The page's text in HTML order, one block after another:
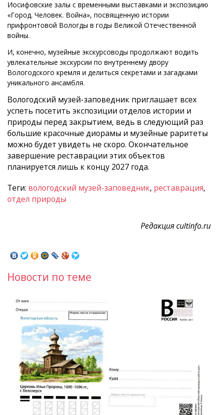
Иосифовские залы с временными выставками и экспозицию
«Город. Человек. Война», посвященную истории
прифронтовой Вологды в годы Великой Отечественной
войны.
И, конечно, музейные экскурсоводы продолжают водить
увлекательные экскурсии по внутреннему двору
Вологодского кремля и делиться секретами и загадками
уникального ансамбля.
Вологодский музей-заповедник приглашает всех
успеть посетить экспозиции отделов истории и
природы перед закрытием, ведь в следующий раз
большие красочные диорамы и музейные раритеты
можно будет увидеть не скоро. Окончательное
завершение реставрации этих объектов
планируется лишь к концу 2027 года.
Теги: вологодский музей-заповедник, реставрация,
отдел природы
Редакция cultinfo.ru
Новости по теме